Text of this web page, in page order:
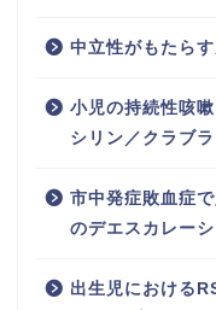
中立性がもたら
小児の持続性咳
シリン／クラブ
市中発症敗血症
のデエスカレー
出生児における